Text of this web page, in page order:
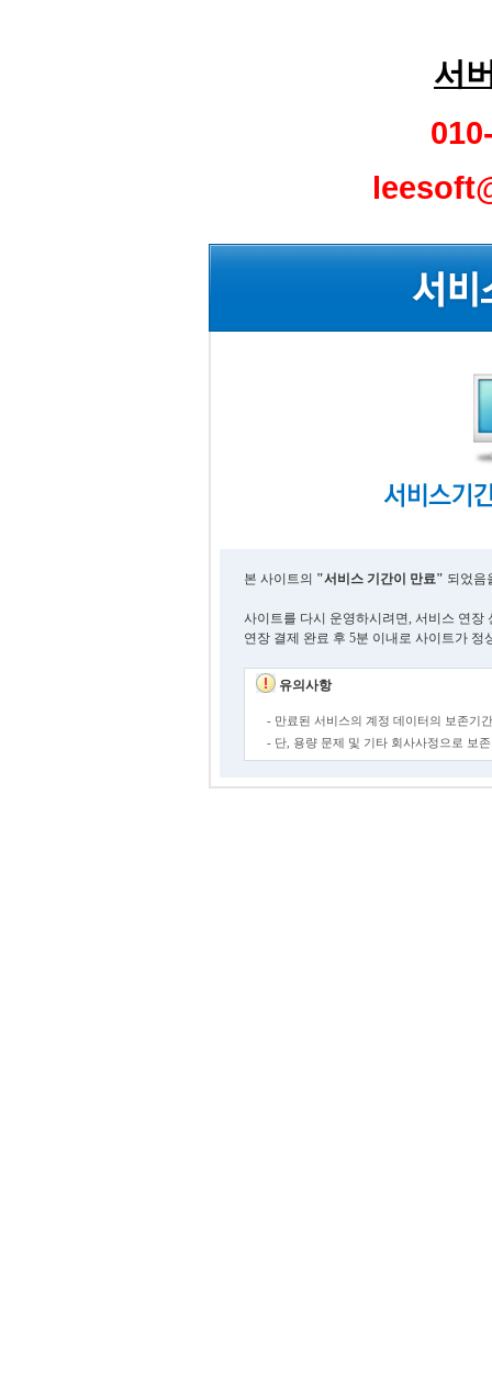
서
본 사이트의 "서비스 기간이 만료" 되었음
사이트를 다시 운영하시려면, 서비스 연장
연장 결제 완료 후 5분 이내로 사이트가 정
유의사항
- 만료된 서비스의 계정 데이터의 보존기
- 단, 용량 문제 및 기타 회사사정으로 보